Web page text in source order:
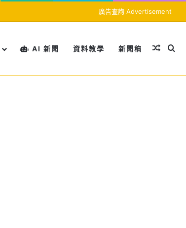
廣告查詢 Advertisement
AI 新聞 資料教學 新聞稿 隨機文
搜